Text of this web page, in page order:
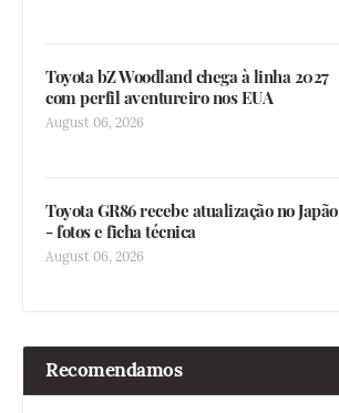
Toyota bZ Woodland chega à linha 2027
com perfil aventureiro nos EUA
August 06, 2026
Toyota GR86 recebe atualização no Japão
- fotos e ficha técnica
August 06, 2026
Recomendamos